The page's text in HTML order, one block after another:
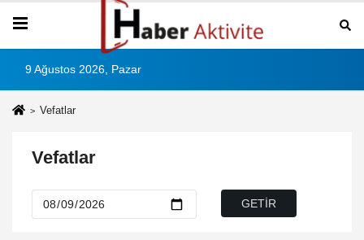
9 Ağustos 2026, Pazar
Vefatlar
Vefatlar